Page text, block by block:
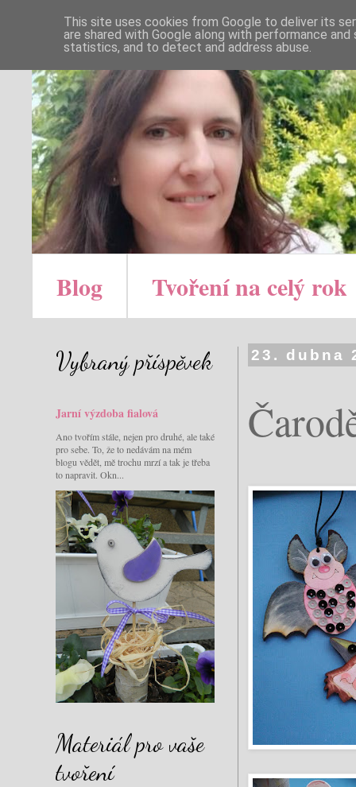
Blog Tvoření na celý rok
23. dubna
Vybraný příspěvek
Jarní výzdoba fialová
Ano tvořím stále, nejen pro druhé, ale také
pro sebe. To, že to nedávám na mém
blogu vědět, mě trochu mrzí a tak je třeba
to napravit. Okn...
Materiál pro vaše
tvoření
This site uses cookies from Google to deliver its
are shared with Google along with performance
statistics, and to detect and address abuse.